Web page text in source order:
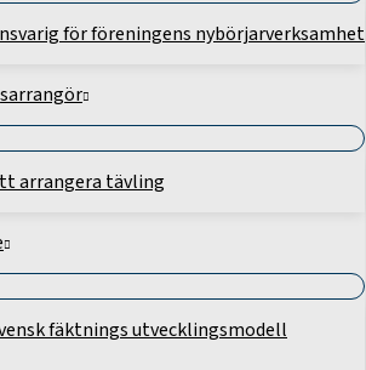
för föreningens nybörjarverksamhet
arrangera tävling
fäktnings utvecklingsmodell